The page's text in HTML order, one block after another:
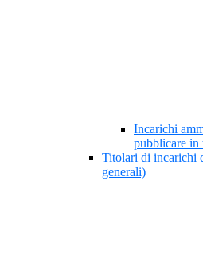
Incarichi
pubblicare in
Titolari di incarichi
generali)